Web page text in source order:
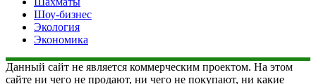
Шоу-бизнес
Экология
Экономика
Данный сайт не является коммерческим проектом. На этом
сайте ни чего не продают, ни чего не покупают, ни какие